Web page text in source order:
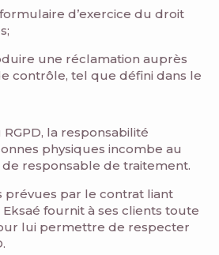
d’exercice du droit
une réclamation auprès
contrôle, tel que défini dans le
RGPD, la responsabilité
physiques incombe au
responsable de traitement.
prévues par le contrat liant
Eksaé fournit à ses clients toute
lui permettre de respecter